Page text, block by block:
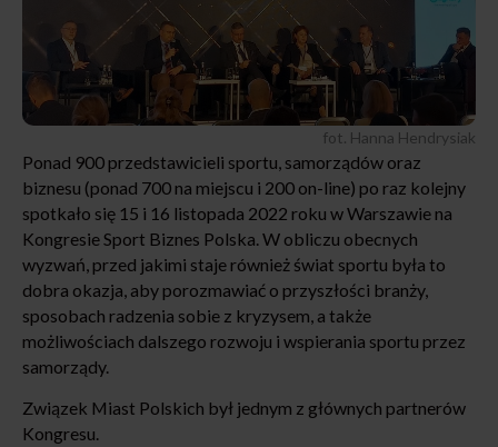
fot. Hanna Hendrysiak
Ponad 900 przedstawicieli sportu, samorządów oraz
biznesu (ponad 700 na miejscu i 200 on-line) po raz kolejny
spotkało się 15 i 16 listopada 2022 roku w Warszawie na
Kongresie Sport Biznes Polska. W obliczu obecnych
wyzwań, przed jakimi staje również świat sportu była to
dobra okazja, aby porozmawiać o przyszłości branży,
sposobach radzenia sobie z kryzysem, a także
możliwościach dalszego rozwoju i wspierania sportu przez
samorządy.
Związek Miast Polskich był jednym z głównych partnerów
Kongresu.